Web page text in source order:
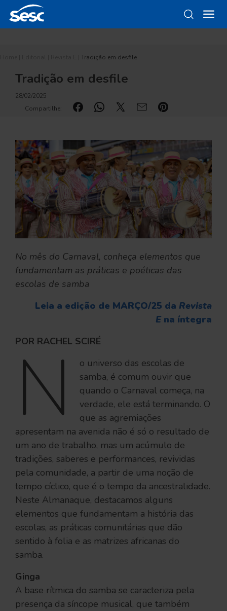
Tradição em desfile
Tradição em desfile
28/02/2025
Compartilhe:
No mês do Carnaval, conheça elementos que
fundamentam as práticas e poéticas das
escolas de samba
Leia a edição de MARÇO/25 da Revista
E na íntegra
POR RACHEL SCIRÉ
N
o universo das escolas de
samba, é comum ouvir que
quando o Carnaval começa, na
verdade, ele está terminando. O
que as agremiações
apresentam na avenida não é só o resultado de
um ano de trabalho, mas um acúmulo de
tradições, saberes e performances, revividas
pela comunidade, a partir de uma noção de
tempo cíclico, que é o tempo da ancestralidade.
Neste Almanaque, destacamos alguns
elementos que fundamentam a história das
escolas, as práticas comunitárias que dão
sentido à folia e as matrizes africanas do
samba.
Ginga
A base rítmica do samba se caracteriza pela
presença da síncope musical, que também